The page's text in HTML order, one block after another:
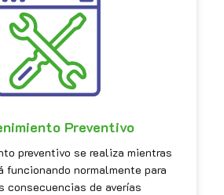
Preventivo
preventivo se realiza mientras
funcionando normalmente para
consecuencias de averías